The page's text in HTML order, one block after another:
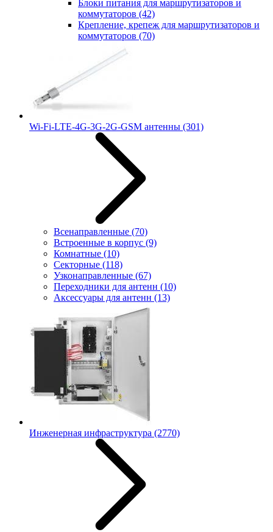
Блоки питания для маршрутизаторов и
коммутаторов (42)
Крепление, крепеж для маршрутизаторов и
коммутаторов (70)
Wi-Fi-LTE-4G-3G-2G-GSM антенны (301)
Всенаправленные (70)
Встроенные в корпус (9)
Комнатные (10)
Секторные (118)
Узконаправленные (67)
Переходники для антенн (10)
Аксессуары для антенн (13)
Инженерная инфраструктура (2770)